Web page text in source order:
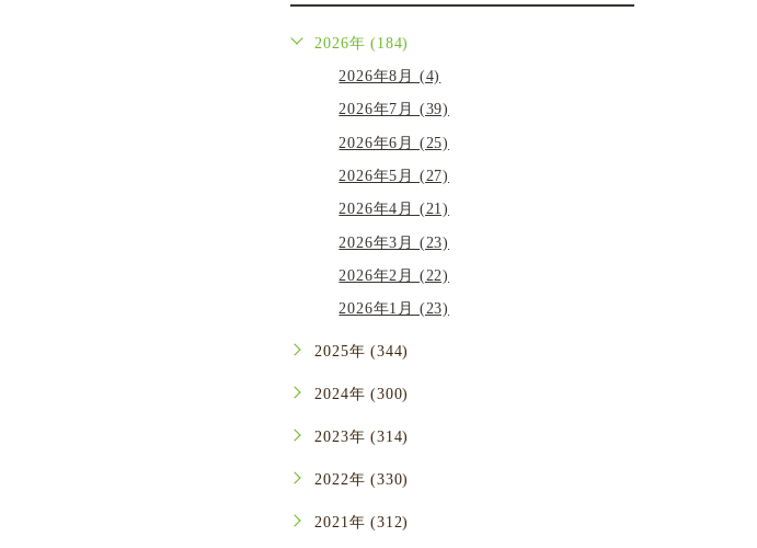
2026年 (184)
2026年8月 (4)
2026年7月 (39)
2026年6月 (25)
2026年5月 (27)
2026年4月 (21)
2026年3月 (23)
2026年2月 (22)
2026年1月 (23)
2025年 (344)
2024年 (300)
2023年 (314)
2022年 (330)
2021年 (312)